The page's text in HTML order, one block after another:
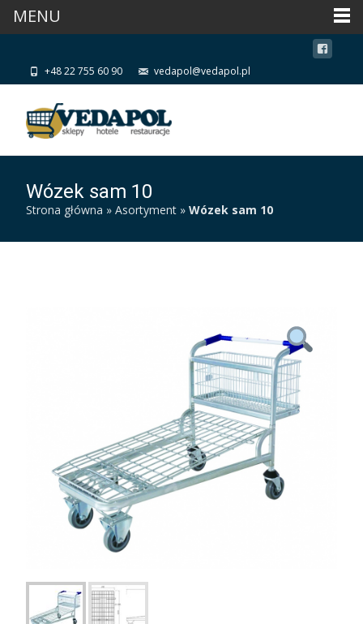
+48 22 755 60 90 vedapol@vedapol.pl
Wózek sam 10
Strona główna » Asortyment » Wózek sam 10
MENU